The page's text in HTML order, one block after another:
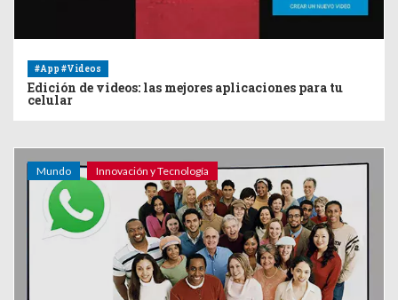
#App #Videos
Edición de videos: las mejores aplicaciones para tu
celular
Mundo Innovación y Tecnología